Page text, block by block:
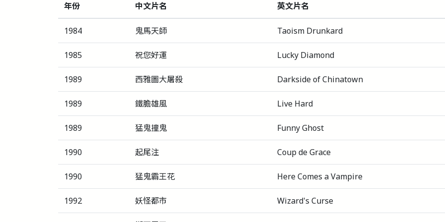
年份 中文片名 英文片名
1984 鬼馬天師 Taoism Drunkard
1985 祝您好運 Lucky Diamond
1989 西雅圖大屠殺 Darkside of Chinatown
1989 鐵膽雄風 Live Hard
1989 猛鬼撞鬼 Funny Ghost
1990 起尾注 Coup de Grace
1990 猛鬼霸王花 Here Comes a Vampire
1992 妖怪都市 Wizard's Curse